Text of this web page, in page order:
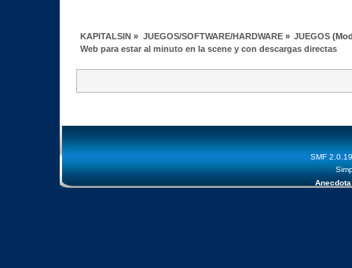
KAPITALSIN » JUEGOS/SOFTWARE/HARDWARE» JUEGOS
Web para estar al minuto en la scene y con descargas directas
SMF 2.0.19
Anecdota